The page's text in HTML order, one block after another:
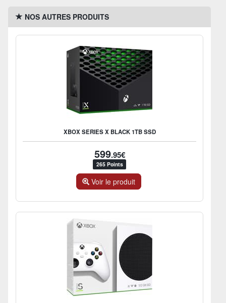
NOS AUTRES PRODUITS
XBOX SERIES X BLACK 1TB SSD
599.95€
265 Points
Voir le produit